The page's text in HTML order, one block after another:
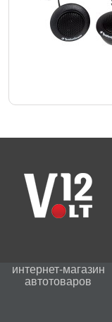
интернет-магазин
автотоваров